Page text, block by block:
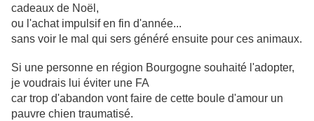
cadeaux de Noël,
ou l'achat impulsif en fin d'année...
sans voir le mal qui sers généré ensuite pour ces animaux.
Si une personne en région Bourgogne souhaité l'adopter,
je voudrais lui éviter une FA
car trop d'abandon vont faire de cette boule d'amour un
pauvre chien traumatisé.